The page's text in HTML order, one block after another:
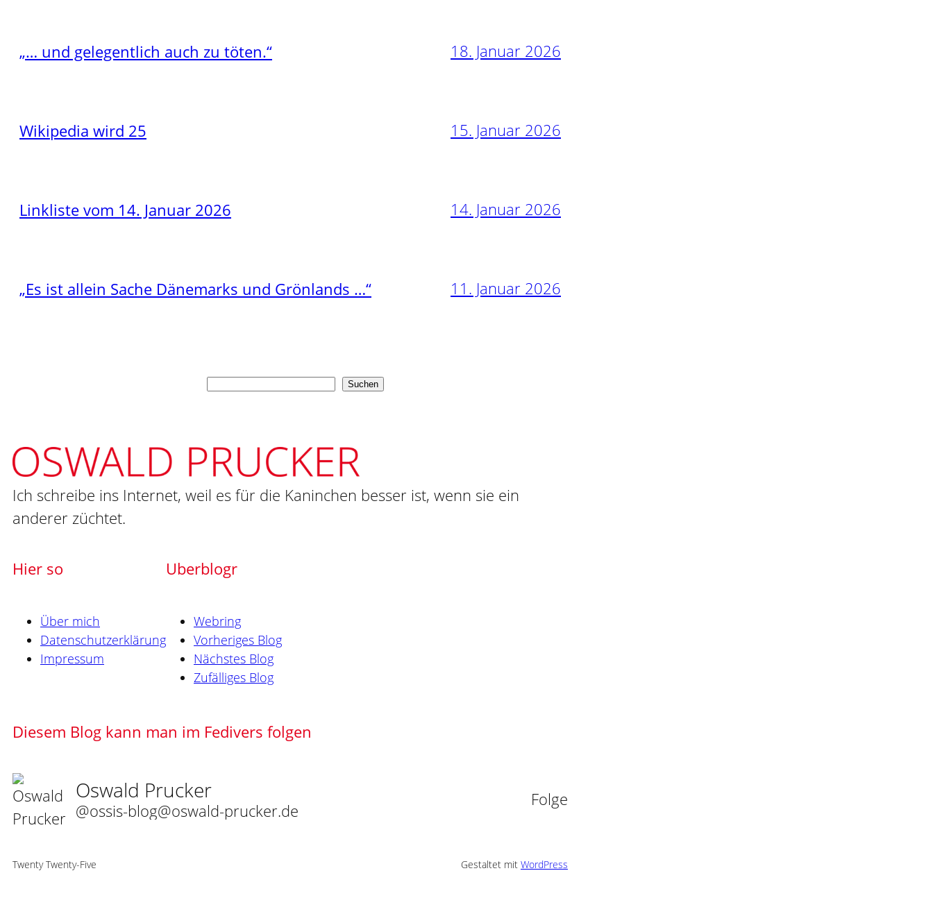
„… und gelegentlich auch zu töten.“ 18. Januar 2026
Wikipedia wird 25 15. Januar 2026
Linkliste vom 14. Januar 2026 14. Januar 2026
„Es ist allein Sache Dänemarks und Grönlands …“ 11. Januar 2026
Suchen
Ich schreibe ins Internet, weil es für die Kaninchen besser ist, wenn sie ein
anderer züchtet.
Hier so
Über mich
Datenschutzerklärung
Impressum
Uberblogr
Webring
Vorheriges Blog
Nächstes Blog
Zufälliges Blog
Diesem Blog kann man im Fedivers folgen
Oswald Prucker
@ossis-blog@oswald-prucker.de
Folge
Twenty Twenty-Five Gestaltet mit WordPress